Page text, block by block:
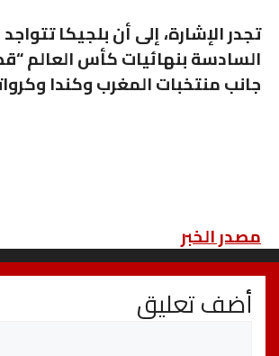
تجدر الإشارة، إلى أن بلجيكا
جانب منتخباتالمغربوكنداو
مصدر الخبر
أضف تعليق